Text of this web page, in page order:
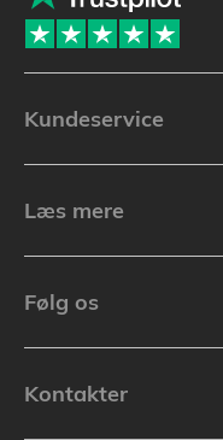
Kundeservice
Læs mere
Følg os
Kontakter